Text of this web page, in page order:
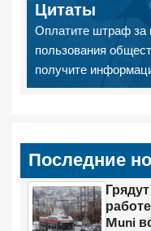
Цитаты
Оплатите штраф за
пользования
получите
Последние
Muni